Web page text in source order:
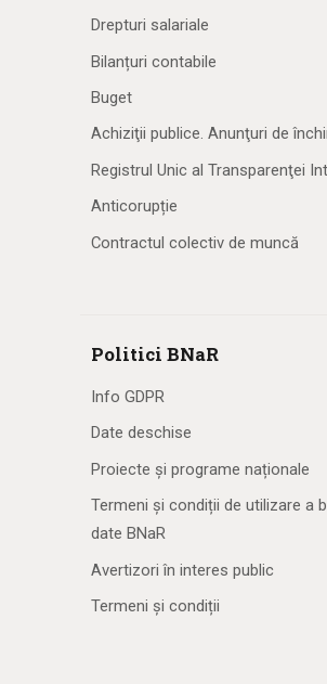
Drepturi salariale
Bilanțuri contabile
Buget
Achiziţii publice. Anunţuri de
Registrul Unic al Transparenţei
Anticorupție
Contractul colectiv de muncă
Politici BNaR
Info GDPR
Date deschise
Proiecte și programe naționale
Termeni și condiții de utilizare a
date BNaR
Avertizori în interes public
Termeni și condiții